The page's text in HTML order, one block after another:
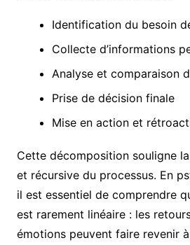
Identification du besoin
Collecte d’informations
Analyse et comparaison
Prise de décision finale
Mise en action et
Cette décomposition souligne
et récursive du processus. En
il est essentiel de comprendre
est rarement linéaire : les
émotions peuvent faire revenir